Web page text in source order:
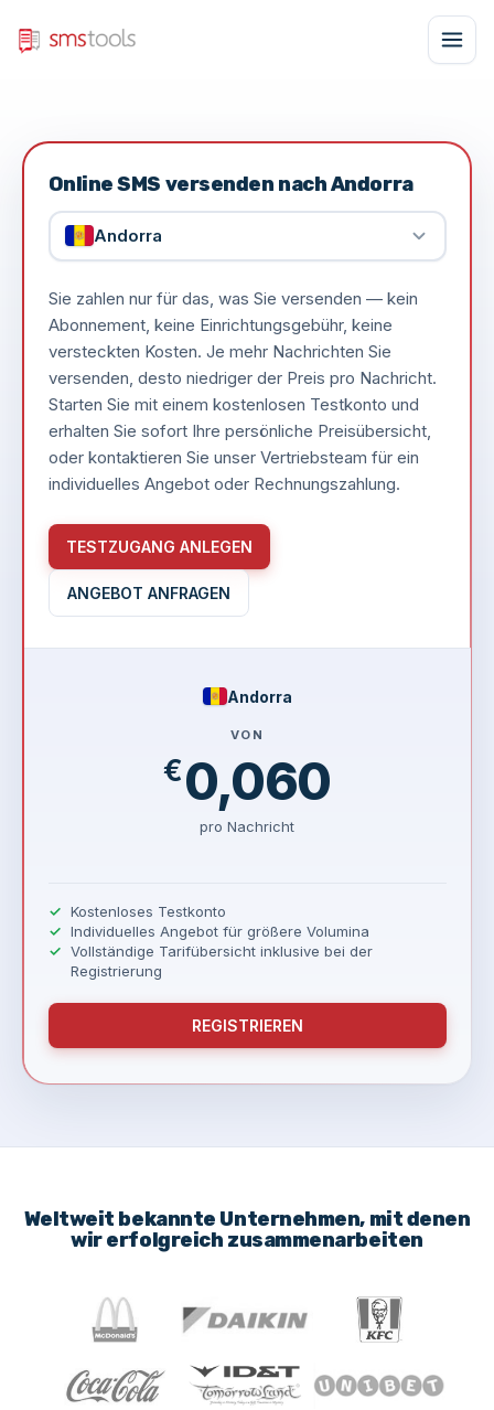
Weltweit bekannte Unternehmen, mit denen
wir erfolgreich zusammenarbeiten
Online SMS versenden nach Andorra
Andorra
Sie zahlen nur für das, was Sie versenden — kein
Abonnement, keine Einrichtungsgebühr, keine
versteckten Kosten. Je mehr Nachrichten Sie
versenden, desto niedriger der Preis pro Nachricht.
Starten Sie mit einem kostenlosen Testkonto und
erhalten Sie sofort Ihre persönliche Preisübersicht,
oder kontaktieren Sie unser Vertriebsteam für ein
individuelles Angebot oder Rechnungszahlung.
TESTZUGANG ANLEGEN
ANGEBOT ANFRAGEN
Andorra
VON
€0,060
pro Nachricht
Kostenloses Testkonto
Individuelles Angebot für größere Volumina
Vollständige Tarifübersicht inklusive bei der
Registrierung
REGISTRIEREN